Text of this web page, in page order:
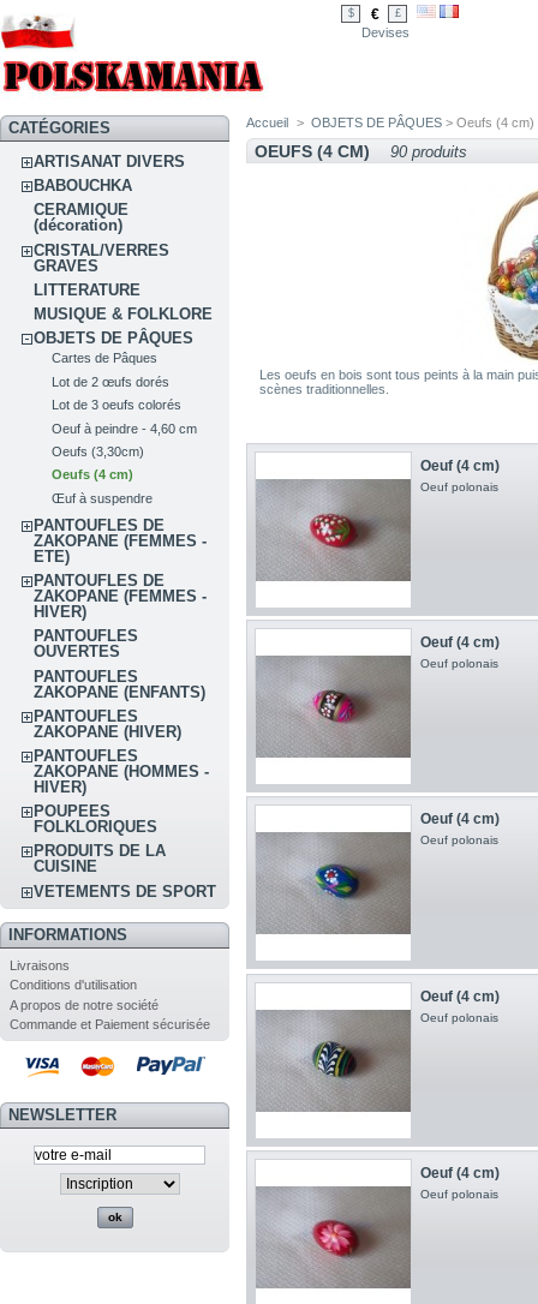
$ € £
Devises
CATÉGORIES
ARTISANAT DIVERS
BABOUCHKA
CERAMIQUE
(décoration)
CRISTAL/VERRES
GRAVES
LITTERATURE
MUSIQUE & FOLKLORE
OBJETS DE PÂQUES
Cartes de Pâques
Lot de 2 œufs dorés
Lot de 3 oeufs colorés
Oeuf à peindre - 4,60 cm
Oeufs (3,30cm)
Oeufs (4 cm)
Œuf à suspendre
PANTOUFLES DE
ZAKOPANE (FEMMES -
ETE)
PANTOUFLES DE
ZAKOPANE (FEMMES -
HIVER)
PANTOUFLES
OUVERTES
PANTOUFLES
ZAKOPANE (ENFANTS)
PANTOUFLES
ZAKOPANE (HIVER)
PANTOUFLES
ZAKOPANE (HOMMES -
HIVER)
POUPEES
FOLKLORIQUES
PRODUITS DE LA
CUISINE
VETEMENTS DE SPORT
INFORMATIONS
Livraisons
Conditions d'utilisation
A propos de notre société
Commande et Paiement sécurisée
NEWSLETTER
Accueil > OBJETS DE PÂQUES > Oeufs (4 cm)
OEUFS (4 CM) 90 produits
Les oeufs en bois sont tous peints à la main
scènes traditionnelles.
Oeuf (4 cm)
Oeuf polonais
Oeuf (4 cm)
Oeuf polonais
Oeuf (4 cm)
Oeuf polonais
Oeuf (4 cm)
Oeuf polonais
Oeuf (4 cm)
Oeuf polonais